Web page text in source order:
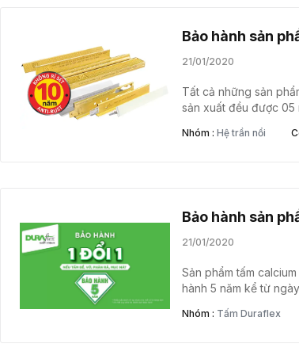
Bảo hành sản
21/01/2020
Tất cả những sản
sản xuất đều được 05
Nhóm :Hệ trần nổi
Bảo hành sản
21/01/2020
Sản phẩm tấm
hành 5 năm kể từ
ngoài, khu vực ẩm
Nhóm : Tấm Duraflex